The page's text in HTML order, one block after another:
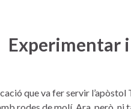
Experimentar
que va fer servir